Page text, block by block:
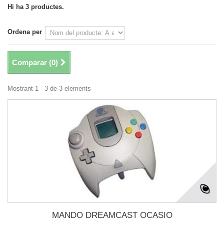
Hi ha 3 productes.
Ordena per
Comparar (0)
Mostrant 1 - 3 de 3 elements
MANDO DREAMCAST OCASIO